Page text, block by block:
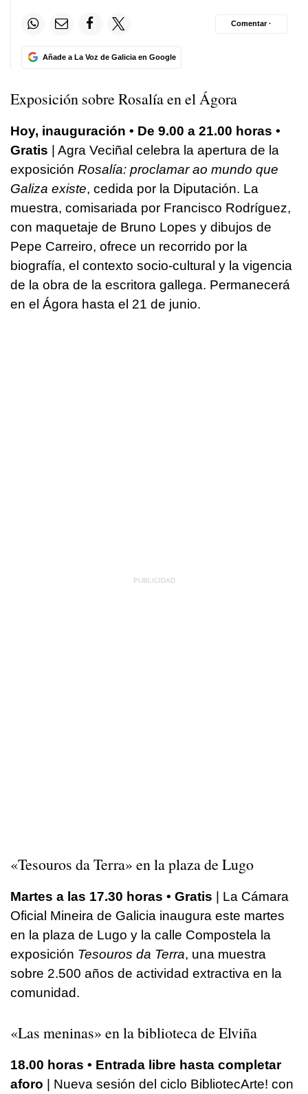
Añade a La Voz de Galicia en Google
Comentar ·
Exposición sobre Rosalíaen el Ágora
Hoy, inauguración • De 9.00 a 21.00 horas •
Gratis | Agra Veciñal celebra la apertura de la
exposición Rosalía: proclamar ao mundo que
Galiza existe, cedida por la Diputación. La
muestra, comisariada por Francisco Rodríguez,
con maquetaje de Bruno Lopes y dibujos de
Pepe Carreiro, ofrece un recorrido por la
biografía, el contexto socio-cultural y la vigencia
de la obra de la escritora gallega. Permanecerá
en el Ágora hasta el 21 de junio.
«Tesouros da Terra» en la plaza de Lugo
Martes a las 17.30 horas • Gratis | La Cámara
Oficial Mineira de Galicia inaugura este martes
en la plaza de Lugo y la calle Compostela la
exposición Tesouros da Terra, una muestra
sobre 2.500 años de actividad extractiva en la
comunidad.
«Las meninas» en la biblioteca de Elviña
18.00 horas • Entrada libre hasta completar
aforo | Nueva sesión del ciclo BibliotecArte! con